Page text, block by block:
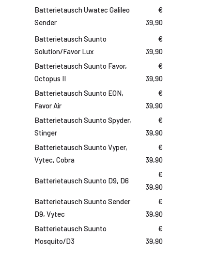
Batterietausch Uwatec Galileo
Sender
€
39,90
Batterietausch Suunto
Solution/Favor Lux
€
39,90
Batterietausch Suunto Favor,
Octopus II
€
39,90
Batterietausch Suunto EON,
Favor Air
€
39,90
Batterietausch Suunto Spyder,
Stinger
€
39,90
Batterietausch Suunto Vyper,
Vytec, Cobra
€
39,90
Batterietausch Suunto D9, D6
€
39,90
Batterietausch Suunto Sender
D9, Vytec
€
39,90
Batterietausch Suunto
Mosquito/D3
€
39,90